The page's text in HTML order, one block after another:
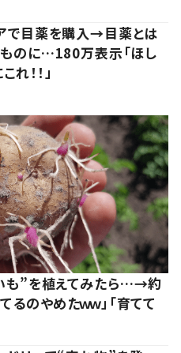
で目薬を購入→目薬とは
のに…180万表示「ほし
れ！！」
も”を植えてみたら…→約
のやめたｗｗ」「育てて